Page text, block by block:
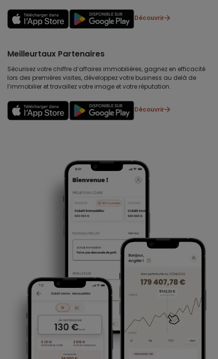
Découvrir
Meilleurtaux Partenaires
Sécurisez votre chiffre d’affaires immobilières, gagnez en efficacité
lors des premières visites, développez votre business au delà de
l’immobilier et travaillez votre image et votre réputation.
Découvrir